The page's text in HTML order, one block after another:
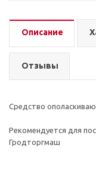
Описание
Отзывы
Средство
Рекомендуется для
Гродторгмаш